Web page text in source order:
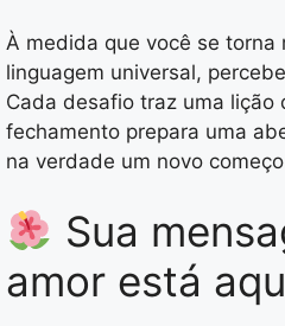
À medida que você se torna
linguagem universal,
Cada desafio traz uma lição
fechamento prepara uma
na verdade um novo
Sua
amor está